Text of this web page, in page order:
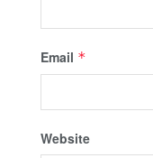
Email *
Website